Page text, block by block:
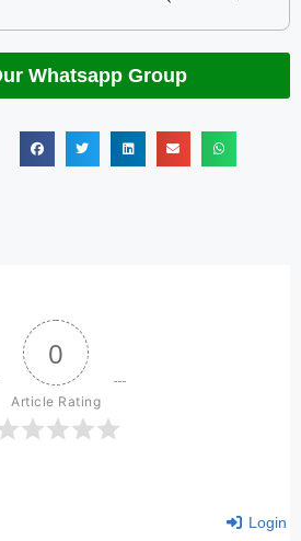
Whatsapp Group
0
Article Rating
Login